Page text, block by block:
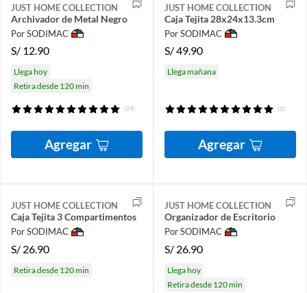
JUST HOME COLLECTION
Archivador de Metal Negro
Por SODIMAC
S/ 12.90
Llega hoy
Retira desde 120 min
(24)
Agregar
JUST HOME COLLECTION
Caja Tejita 28x24x13.3cm
Por SODIMAC
S/49.90
Llega mañana
(6)
Agregar
JUST HOME COLLECTION
Caja Tejita 3 Compartimentos
Por SODIMAC
S/ 26.90
Retira desde 120 min
JUST HOME COLLECTION
Organizador de Escritorio
Por SODIMAC
S/ 26.90
Llega hoy
Retira desde 120 min